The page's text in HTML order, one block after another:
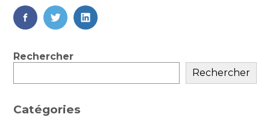
FaceBook
TwitterLinkedIn
Blog
Rechercher
Rechercher
Catégories